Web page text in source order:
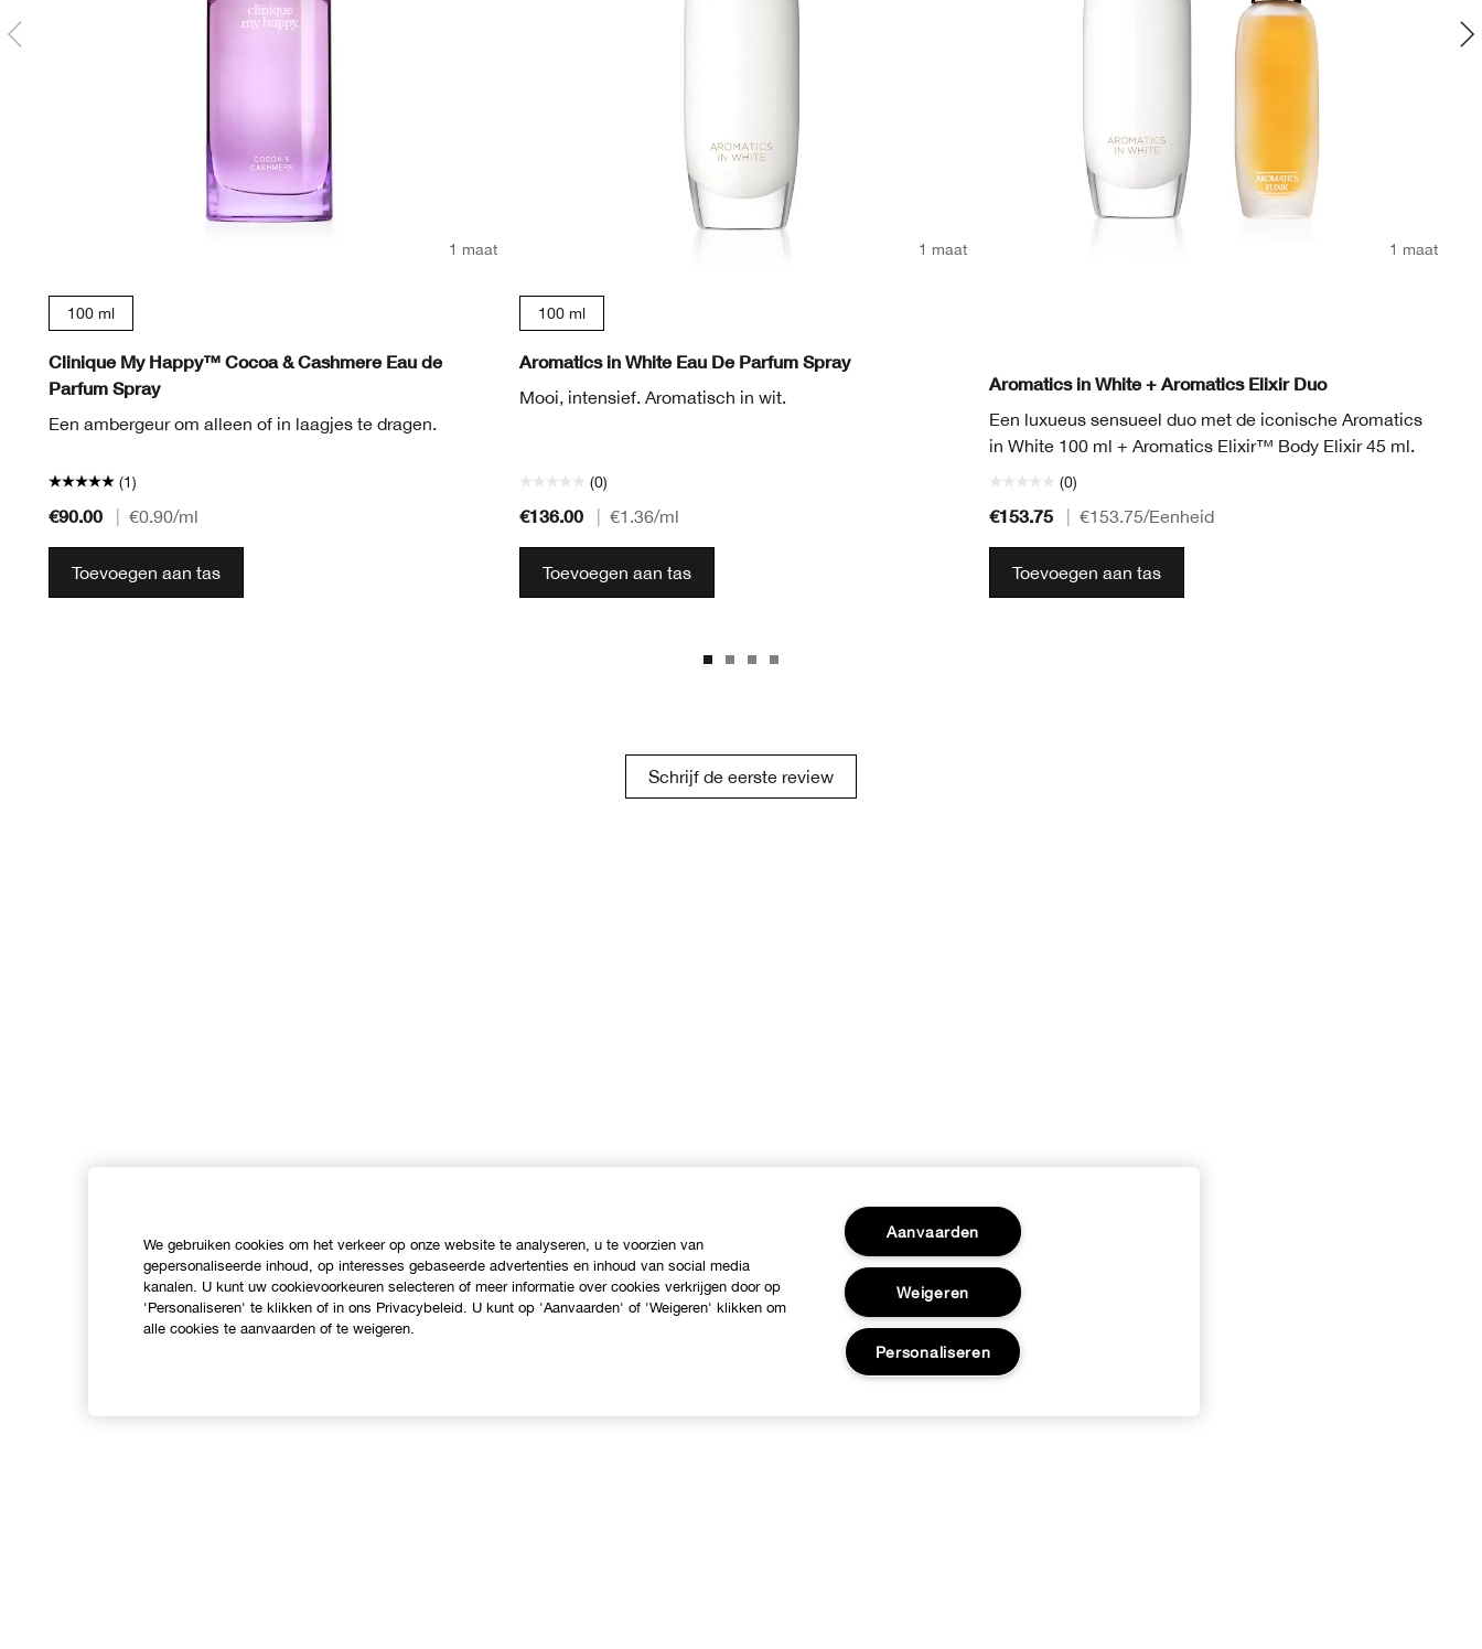
1 maat
100 ml
Clinique My Happy™ Cocoa & Cashmere Eau de
Parfum Spray
Een ambergeur om alleen of in laagjes te dragen.
(1)
€90.00 €0.90/ml
Toevoegen aan tas
1 maat
100 ml
Aromatics in White Eau De Parfum Spray
Mooi, intensief. Aromatisch in wit.
(0)
€136.00 €1.36/ml
Toevoegen aan tas
1 maat
Aromatics in White + Aromatics Elixir Duo
Een luxueus sensueel duo met de iconische Aromatics
in White 100 ml + Aromatics Elixir™ Body Elixir 45 ml.
(0)
€153.75 €153.75/Eenheid
Toevoegen aan tas
Schrijf de eerste review
We gebruiken cookies om het verkeer op onze website te analyseren, u te voorzien van
gepersonaliseerde inhoud, op interesses gebaseerde advertenties en inhoud van social media
kanalen. U kunt uw cookievoorkeuren selecteren of meer informatie over cookies verkrijgen door op
'Personaliseren' te klikken of in ons Privacybeleid. U kunt op 'Aanvaarden' of 'Weigeren' klikken om
alle cookies te aanvaarden of te weigeren.
Aanvaarden
Weigeren
Personaliseren